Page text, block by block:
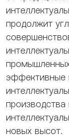
продолжит
эффективные
новых высот.